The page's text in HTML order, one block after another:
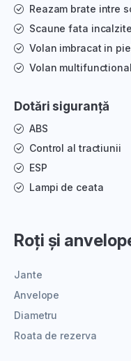
Reazam brate intre
Scaune fata
Volan imbracat in
Volan multifunctional
Dotări siguranță
ABS
Control al tractiunii
ESP
Lampi de ceata
Roți și
Jante
Anvelope
Diametru
Roata de rezerva